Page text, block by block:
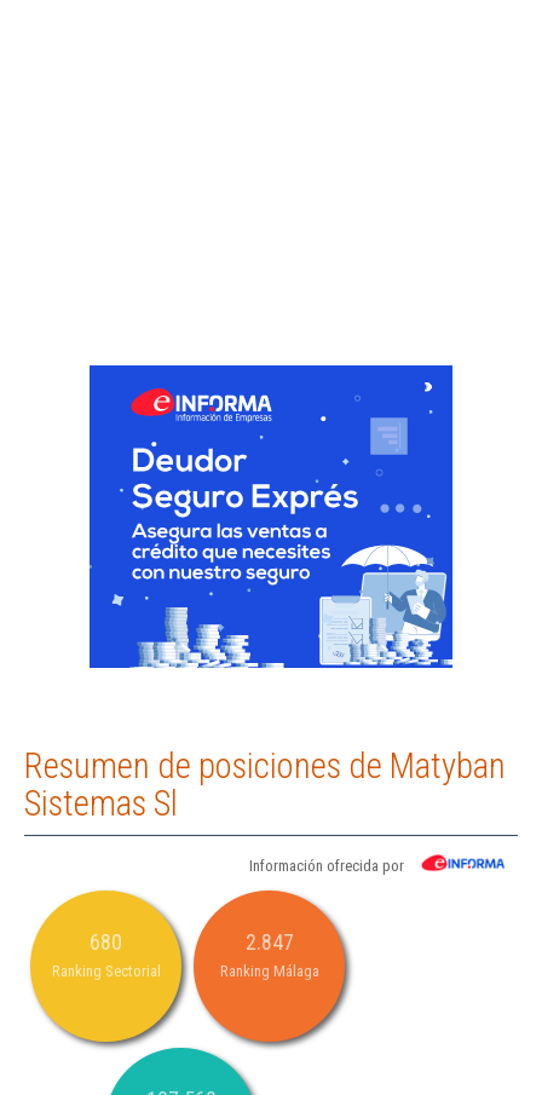
Resumen de posiciones de Matyban
Sistemas Sl
Información ofrecida por
680
Ranking Sectorial
2.847
Ranking Málaga